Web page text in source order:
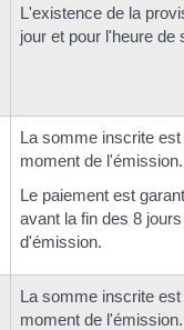
L'existence de la
jour et pour l'heure de
La somme inscrite
moment de l'émission.
Le paiement est
avant la fin des 8
d'émission.
La somme inscrite
moment de l'émission.